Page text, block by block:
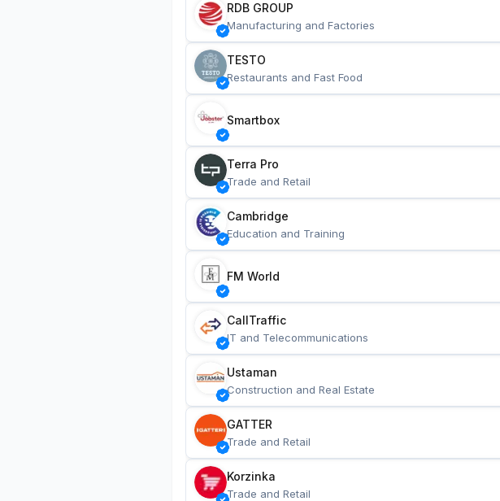
RDB GROUP
Manufacturing and Factories
TESTO
Restaurants and Fast Food
Smartbox
Terra Pro
Trade and Retail
Cambridge
Education and Training
FM World
CallTraffic
IT and Telecommunications
Ustaman
Construction and Real Estate
GATTER
Trade and Retail
Korzinka
Trade and Retail